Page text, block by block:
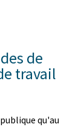
de
travail
qu'au